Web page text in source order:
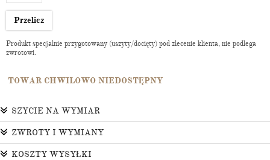
Przelicz
Produkt specjalnie przygotowany (uszyty/docięty) pod zlecenie klienta, nie podlega
zwrotowi.
TOWAR CHWILOWO NIEDOSTĘPNY
SZYCIE NA WYMIAR
ZWROTY I WYMIANY
KOSZTY WYSYŁKI